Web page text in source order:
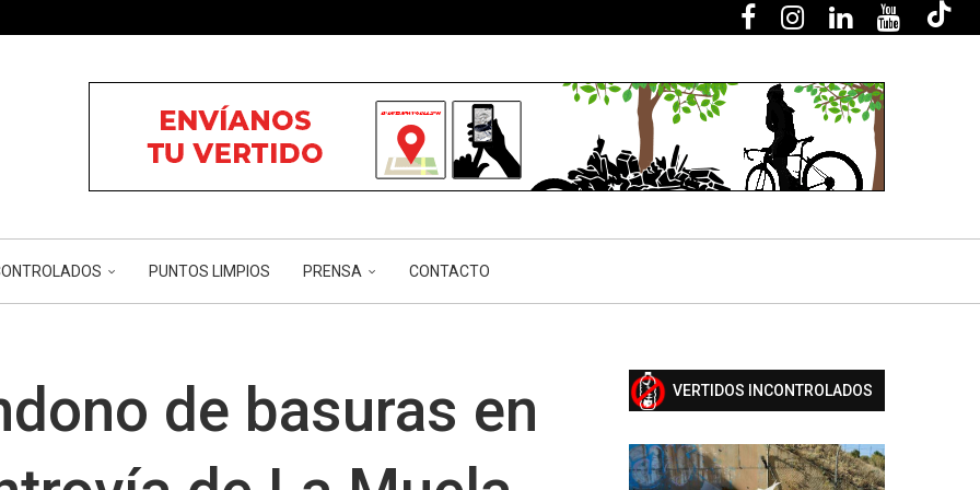
PUNTOS LIMPIOS PRENSA CONTACTO
de basuras en
VERTIDOS INCONTROLADOS